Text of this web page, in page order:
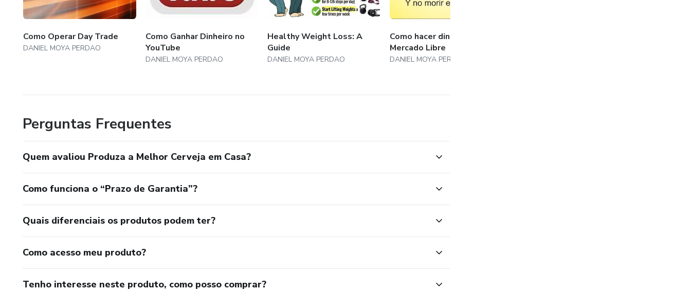
Como Operar Day Trade
DANIEL MOYA PERDAO
Como Ganhar Dinheiro no
YouTube
DANIEL MOYA PERDAO
Healthy Weight Loss: A
Guide
DANIEL MOYA PERDAO
Como hacer dinero en
Mercado Libre
DANIEL MOYA PERDAO
Perguntas Frequentes
Quem avaliou Produza a Melhor Cerveja em Casa?
Como funciona o “Prazo de Garantia”?
Quais diferenciais os produtos podem ter?
Como acesso meu produto?
Tenho interesse neste produto, como posso comprar?